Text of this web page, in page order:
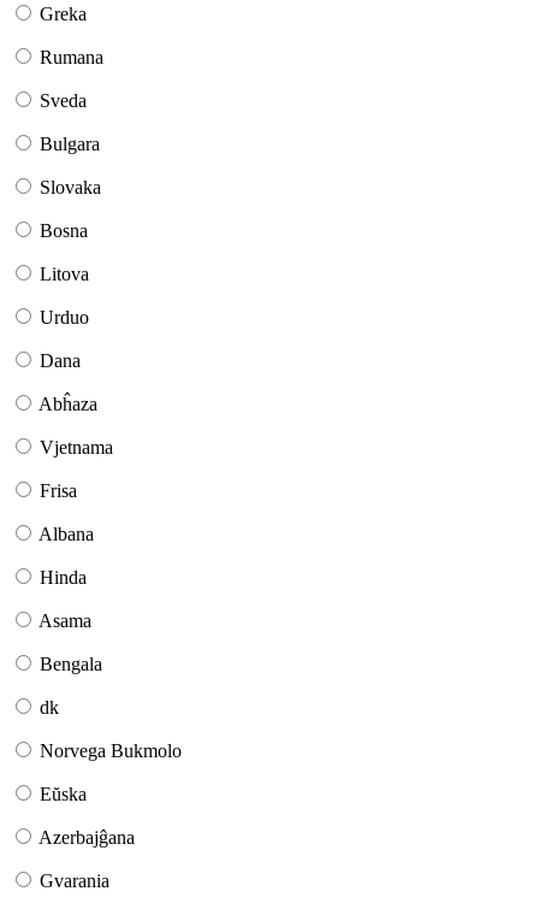
Greka
Rumana
Sveda
Bulgara
Slovaka
Bosna
Litova
Urduo
Dana
Abĥaza
Vjetnama
Frisa
Albana
Hinda
Asama
Bengala
dk
Norvega Bukmolo
Eŭska
Azerbajĝana
Gvarania